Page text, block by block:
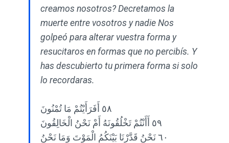
creamos nosotros? Decretamos la
muerte entre vosotros y nadie Nos
golpeó para alterar vuestra forma y
resucitaros en formas que no percibís. Y
has descubierto tu primera forma si solo
lo recordaras.
٥٨ أَفَرَأَيْتُمْ مَا تُمْنُونَ
٥٩ أَأَنْتُمْ تَخْلُقُونَهُ أَمْ نَحْنُ الْخَالِقُونَ
٦٠ نَحْنُ قَدَّرْنَا بَيْنَكُمُ الْمَوْتَ وَمَا نَحْنُ